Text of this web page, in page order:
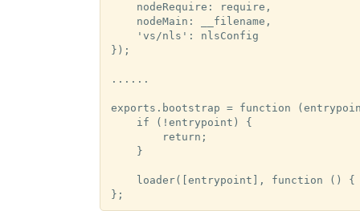
    nodeRequire: require,
    nodeMain: __filename,
    'vs/nls': nlsConfig
});
......
exports.bootstrap = function
    if (!entrypoint) {
        return;
    }
loader([entrypoint], function ()